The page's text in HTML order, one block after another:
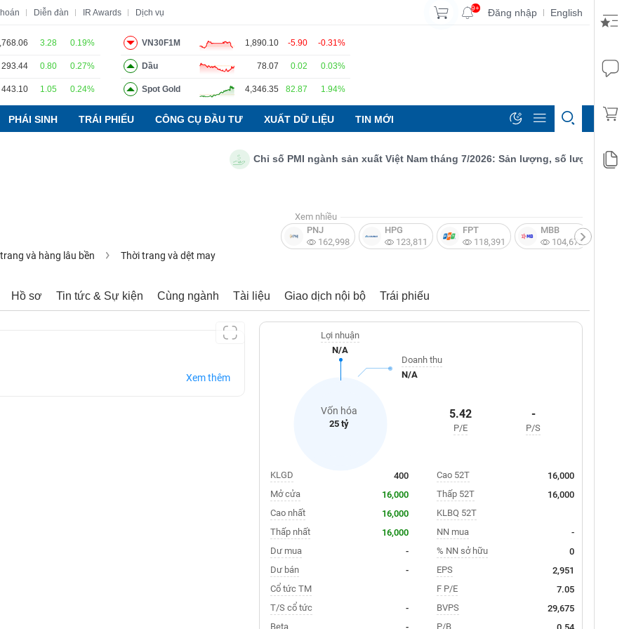
Diễn đàn IR Awards Dịch vụ 9+ Đăng nhập | English
3.28 0.19%
293.44 0.80 0.27%
443.10 1.05 0.24%
VN30F1M 1,890.10 -5.90 -0.31%
Dầu 78.07 0.02 0.03%
Spot Gold 4,346.35 82.87 1.94%
PHÁI SINH TRÁI PHIẾU CÔNG CỤ ĐẦU TƯ XUẤT DỮ LIỆU TIN MỚI
Chỉ số PMI ngành sản xuất Việt Nam tháng 7/2026: Sản lượng, số lượng đơn đặt
và hàng lâu bền Thời trang và dệt may
Xem nhiều
PNJ
162,998
HPG
123,811
FPT
118,391
MBB
104,672
Hồ sơ Tin tức & Sự kiện Cùng ngành Tài liệu Giao dịch nội bộ Trái phiếu
Xem thêm
Vốn hóa
25 tỷ
Lợi nhuận
N/A
Doanh thu
N/A
5.42
P/E
-
P/S
KLGD
400
Mở cửa
16,000
Cao nhất
16,000
Thấp nhất
16,000
Dư mua
-
Dư bán
-
Cổ tức TM
T/S cổ tức
-
Beta
-
Cao 52T
16,000
Thấp 52T
16,000
KLBQ 52T
NN mua
-
% NN sở hữu
0
EPS
2,951
F P/E
7.05
BVPS
29,675
P/B
0.54
Báo cáo phân tích Thuật ngữ